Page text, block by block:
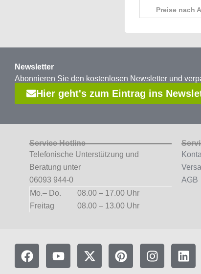
Preise nach
Newsletter
Abonnieren Sie den kostenlosen Newsletter und
Hier geht's zum Eintrag ins
Service Hotline
Telefonische Unterstützung und
Beratung unter
06093 944-0
Mo.– Do.
08.00 – 17.00 Uhr
Freitag
08.00 – 13.00 Uhr
AGB
F
a
Y
o
X
-
P
i
I
n
L
i